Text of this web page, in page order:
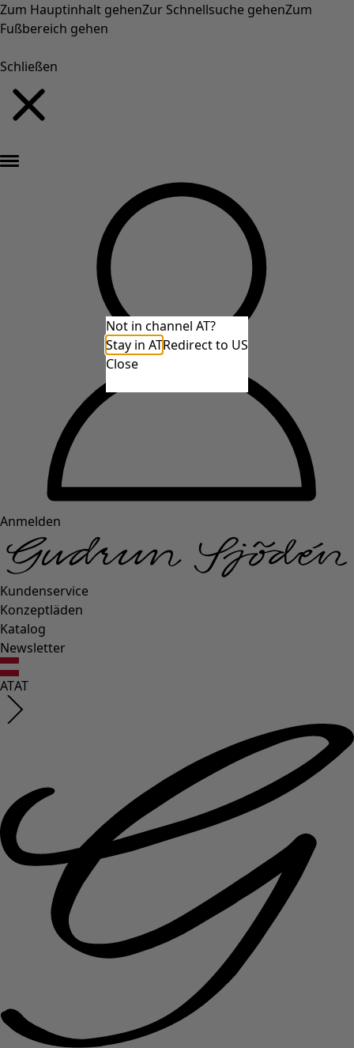
Zum Hauptinhalt gehenZur Schnellsuche gehenZum
Fußbereich gehen
Schließen
Anmelden
Kundenservice
Konzeptläden
Katalog
Newsletter
ATAT
Not in channel AT?
Stay in ATRedirect to US
Close